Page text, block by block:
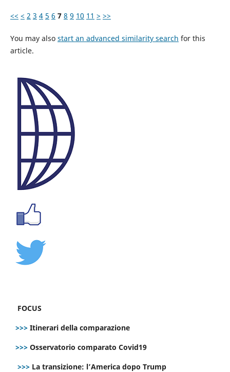
<< < 2 3 4 5 6 7 8 9 10 11 > >>
You may also start an advanced similarity search for this
article.
FOCUS
>>> Itinerari della comparazione
>>> Osservatorio comparato Covid19
>>> La transizione: l’America dopo Trump